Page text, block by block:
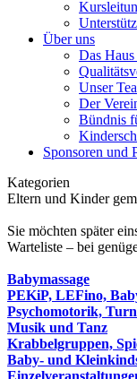
Über uns
Das
Unser
Der
Bündnis
Sponsoren und
Kategorien
Eltern und Kinder
Sie möchten später
Warteliste – bei
Babymassage
PEKiP, LEFino,
Psychomotorik,
Musik und Tanz
Krabbelgruppen,
Baby- und